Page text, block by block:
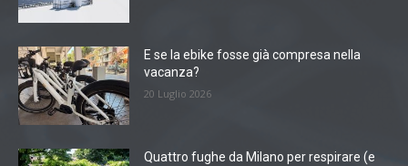
E se la ebike fosse già compresa nella
vacanza?
20 Luglio 2026
Quattro fughe da Milano per respirare (e